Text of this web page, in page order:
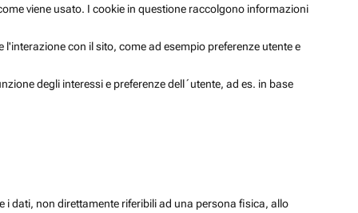
viene usato. I cookie in questione raccolgono informazioni
con il sito, come ad esempio preferenze utente e
degli interessi e preferenze dell´utente, ad es. in base
i dati, non direttamente riferibili ad una persona fisica, allo